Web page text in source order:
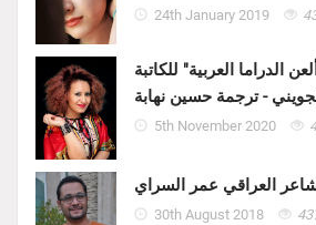
24th January 2019
الدراما العربية" للكاتبة
- ترجمة حسين نهابة
5th November 2020
العراقي عمر السراي
30th August 2018